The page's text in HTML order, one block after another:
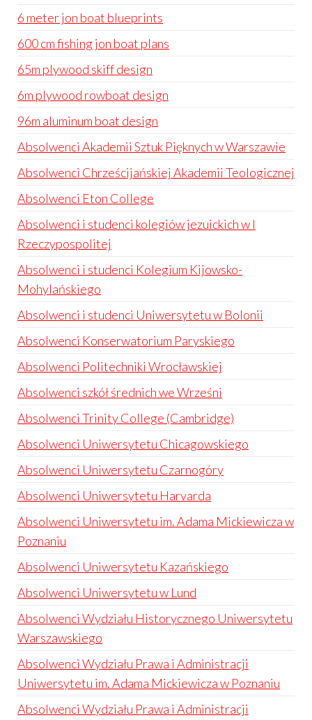
6 meter jon boat blueprints
600 cm fishing jon boat plans
65m plywood skiff design
6m plywood rowboat design
96m aluminum boat design
Absolwenci Akademii Sztuk Pięknych w Warszawie
Absolwenci Chrześcijańskiej Akademii Teologicznej
Absolwenci Eton College
Absolwenci i studenci kolegiów jezuickich w I
Rzeczypospolitej
Absolwenci i studenci Kolegium Kijowsko-
Mohylańskiego
Absolwenci i studenci Uniwersytetu w Bolonii
Absolwenci Konserwatorium Paryskiego
Absolwenci Politechniki Wrocławskiej
Absolwenci szkół średnich we Wrześni
Absolwenci Trinity College (Cambridge)
Absolwenci Uniwersytetu Chicagowskiego
Absolwenci Uniwersytetu Czarnogóry
Absolwenci Uniwersytetu Harvarda
Absolwenci Uniwersytetu im. Adama Mickiewicza w
Poznaniu
Absolwenci Uniwersytetu Kazańskiego
Absolwenci Uniwersytetu w Lund
Absolwenci Wydziału Historycznego Uniwersytetu
Warszawskiego
Absolwenci Wydziału Prawa i Administracji
Uniwersytetu im. Adama Mickiewicza w Poznaniu
Absolwenci Wydziału Prawa i Administracji